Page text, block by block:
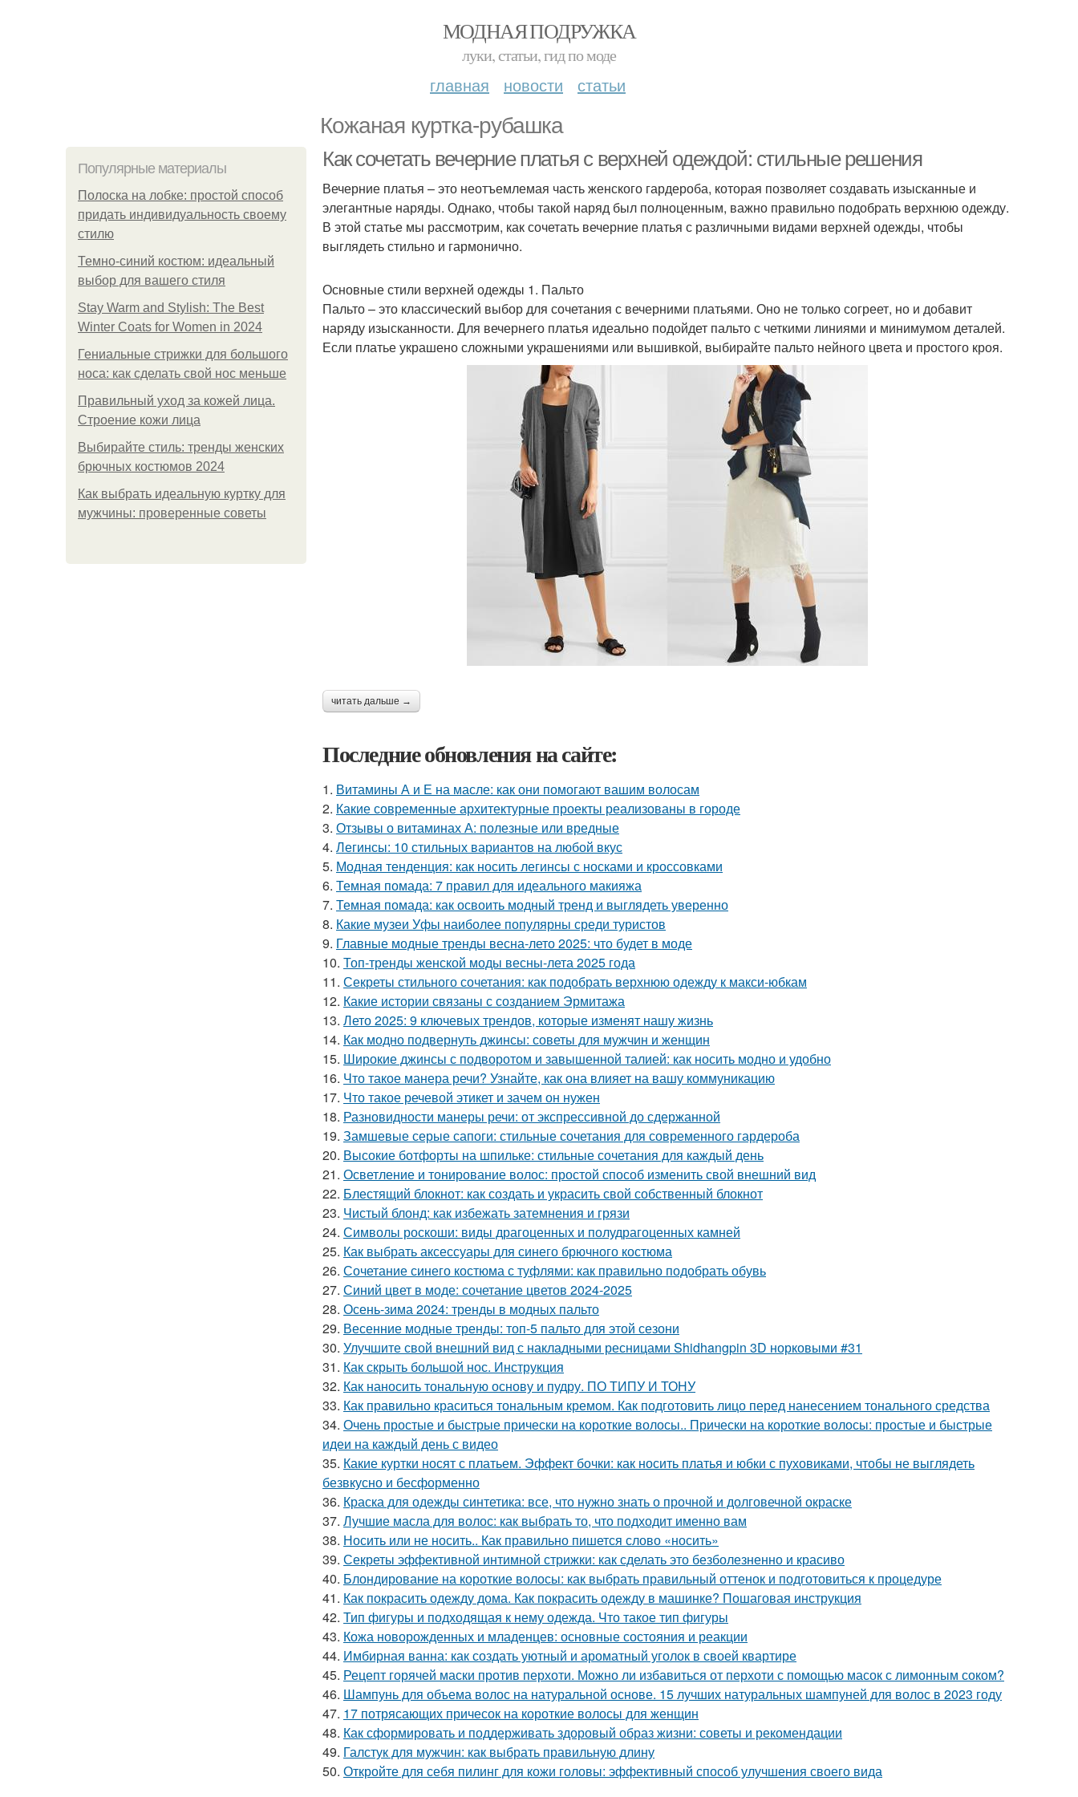
МОДНАЯ ПОДРУЖКА
луки, статьи, гид по моде
главная новости статьи
Кожаная куртка-рубашка
Популярные материалы
Полоска на лобке: простой способ
придать индивидуальность своему
стилю
Темно-синий костюм: идеальный
выбор для вашего стиля
Stay Warm and Stylish: The Best
Winter Coats for Women in 2024
Гениальные стрижки для большого
носа: как сделать свой нос меньше
Правильный уход за кожей лица.
Строение кожи лица
Выбирайте стиль: тренды женских
брючных костюмов 2024
Как выбрать идеальную куртку для
мужчины: проверенные советы
Как сочетать вечерние платья с верхней одеждой: стильные решения
Вечерние платья – это неотъемлемая часть женского гардероба, которая позволяет создавать изысканные и
элегантные наряды. Однако, чтобы такой наряд был полноценным, важно правильно подобрать верхнюю одежду.
В этой статье мы рассмотрим, как сочетать вечерние платья с различными видами верхней одежды, чтобы
выглядеть стильно и гармонично.
Основные стили верхней одежды 1. Пальто
Пальто – это классический выбор для сочетания с вечерними платьями. Оно не только согреет, но и добавит
наряду изысканности. Для вечернего платья идеально подойдет пальто с четкими линиями и минимумом деталей.
Если платье украшено сложными украшениями или вышивкой, выбирайте пальто нейного цвета и простого кроя.
читать дальше →
Последние обновления на сайте:
1. Витамины А и Е на масле: как они помогают вашим волосам
2. Какие современные архитектурные проекты реализованы в городе
3. Отзывы о витаминах А: полезные или вредные
4. Легинсы: 10 стильных вариантов на любой вкус
5. Модная тенденция: как носить легинсы с носками и кроссовками
6. Темная помада: 7 правил для идеального макияжа
7. Темная помада: как освоить модный тренд и выглядеть уверенно
8. Какие музеи Уфы наиболее популярны среди туристов
9. Главные модные тренды весна-лето 2025: что будет в моде
10. Топ-тренды женской моды весны-лета 2025 года
11. Секреты стильного сочетания: как подобрать верхнюю одежду к макси-юбкам
12. Какие истории связаны с созданием Эрмитажа
13. Лето 2025: 9 ключевых трендов, которые изменят нашу жизнь
14. Как модно подвернуть джинсы: советы для мужчин и женщин
15. Широкие джинсы с подворотом и завышенной талией: как носить модно и удобно
16. Что такое манера речи? Узнайте, как она влияет на вашу коммуникацию
17. Что такое речевой этикет и зачем он нужен
18. Разновидности манеры речи: от экспрессивной до сдержанной
19. Замшевые серые сапоги: стильные сочетания для современного гардероба
20. Высокие ботфорты на шпильке: стильные сочетания для каждый день
21. Осветление и тонирование волос: простой способ изменить свой внешний вид
22. Блестящий блокнот: как создать и украсить свой собственный блокнот
23. Чистый блонд: как избежать затемнения и грязи
24. Символы роскоши: виды драгоценных и полудрагоценных камней
25. Как выбрать аксессуары для синего брючного костюма
26. Сочетание синего костюма с туфлями: как правильно подобрать обувь
27. Синий цвет в моде: сочетание цветов 2024-2025
28. Осень-зима 2024: тренды в модных пальто
29. Весенние модные тренды: топ-5 пальто для этой сезони
30. Улучшите свой внешний вид с накладными ресницами Shidhangpin 3D норковыми #31
31. Как скрыть большой нос. Инструкция
32. Как наносить тональную основу и пудру. ПО ТИПУ И ТОНУ
33. Как правильно краситься тональным кремом. Как подготовить лицо перед нанесением тонального средства
34. Очень простые и быстрые прически на короткие волосы.. Прически на короткие волосы: простые и быстрые
идеи на каждый день с видео
35. Какие куртки носят с платьем. Эффект бочки: как носить платья и юбки с пуховиками, чтобы не выглядеть
безвкусно и бесформенно
36. Краска для одежды синтетика: все, что нужно знать о прочной и долговечной окраске
37. Лучшие масла для волос: как выбрать то, что подходит именно вам
38. Носить или не носить.. Как правильно пишется слово «носить»
39. Секреты эффективной интимной стрижки: как сделать это безболезненно и красиво
40. Блондирование на короткие волосы: как выбрать правильный оттенок и подготовиться к процедуре
41. Как покрасить одежду дома. Как покрасить одежду в машинке? Пошаговая инструкция
42. Тип фигуры и подходящая к нему одежда. Что такое тип фигуры
43. Кожа новорожденных и младенцев: основные состояния и реакции
44. Имбирная ванна: как создать уютный и ароматный уголок в своей квартире
45. Рецепт горячей маски против перхоти. Можно ли избавиться от перхоти с помощью масок с лимонным соком?
46. Шампунь для объема волос на натуральной основе. 15 лучших натуральных шампуней для волос в 2023 году
47. 17 потрясающих причесок на короткие волосы для женщин
48. Как сформировать и поддерживать здоровый образ жизни: советы и рекомендации
49. Галстук для мужчин: как выбрать правильную длину
50. Откройте для себя пилинг для кожи головы: эффективный способ улучшения своего вида